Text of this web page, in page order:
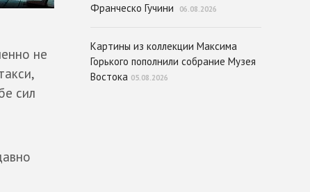
не
сил
Франческо Гучини
06.08.2026
Картины из коллекции Максима
Горького пополнили собрание Музея
Востока 05.08.2026